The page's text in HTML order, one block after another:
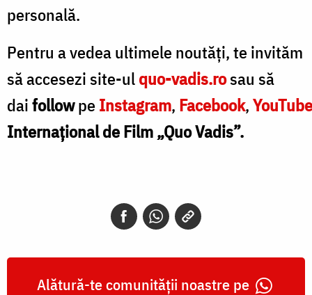
personală.
Pentru a vedea ultimele noutăți, te invităm
să accesezi site-ulquo-vadis.rosau să
daifollowpeInstagram, Facebook,YouTube
Internațional de Film „Quo Vadis”.
Alătură-te comunității noastre pe